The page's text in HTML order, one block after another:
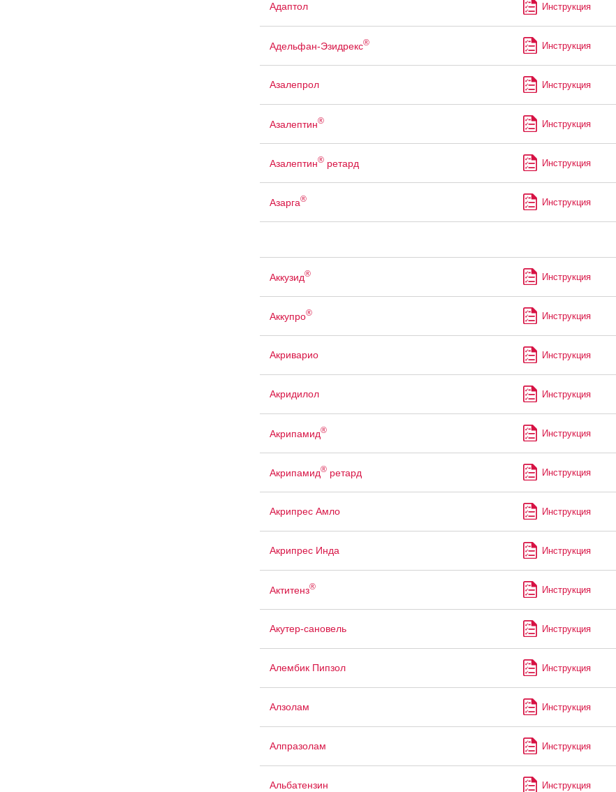
Адаптол Инструкция
Адельфан-Эзидрекс® Инструкция
Азалепрол Инструкция
Азалептин® Инструкция
Азалептин®ретард Инструкция
Азарга® Инструкция
Аккузид® Инструкция
Аккупро® Инструкция
Акриварио Инструкция
Акридилол Инструкция
Акрипамид® Инструкция
Акрипамид®ретард Инструкция
Акрипрес Амло Инструкция
Акрипрес Инда Инструкция
Актитенз® Инструкция
Акутер-сановель Инструкция
Алембик Пипзол Инструкция
Алзолам Инструкция
Алпразолам Инструкция
Альбатензин Инструкция